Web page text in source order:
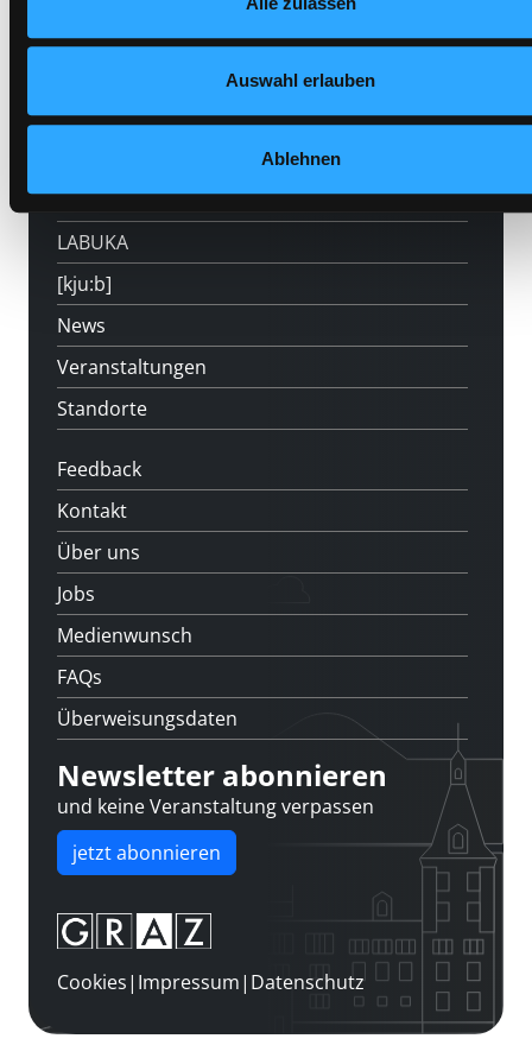
Auswahl erlauben
Ablehnen
Hotline (Mo-Fr 9 bis 17 Uhr): 0316 872-
Angebote
LABUKA
[kju:b]
News
Veranstaltungen
Standorte
Feedback
Kontakt
Über uns
Jobs
Medienwunsch
FAQs
Überweisungsdaten
Newsletter abonnieren
und keine Veranstaltung verpassen
jetzt abonnieren
Cookies| Impressum| Datenschutz